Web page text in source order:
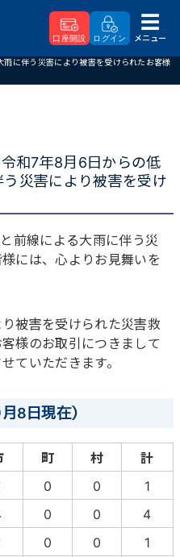
口座開設 ログイン
メニュー
に伴う災害により被害を受けられたお客様
令和7年8月6日からの低
災害により被害を受け
前線による大雨に伴う災
には、心よりお見舞いを
被害を受けられた災害救
様のお取引につきまして
ていただきます。
8日現在）
町 村
計
0 0
1
0 0
4
0 0
1